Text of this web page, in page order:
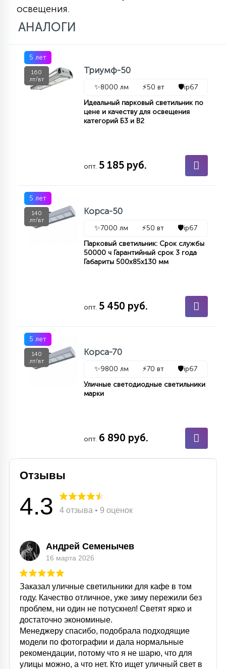
освещения.
АНАЛОГИ
5 лет
160
лт/вт
Триумф-50
✨8000 лм ⚡50 вт 🛡️ip67
Идеальный парковый светильник по
цене и качеству для освещения
категорий Б3 и В2
опт. 5 185 руб.
5 лет
140
лт/вт
Корса-50
✨7000 лм ⚡50 вт 🛡️ip67
Парковый светильник: Срок службы
50000 ч Гарантийный срок 3 года
Габариты 500х85х130 мм
опт. 5 450 руб.
5 лет
140
лт/вт
Корса-70
✨9800 лм ⚡70 вт 🛡️ip67
Уличные светодиодные светильники
марки
опт. 6 890 руб.
Отзывы
4.3 4 отзыва • 9 оценок
Андрей Семенычев
16 марта 2026
Заказал уличные светильники для кафе в том
году. Качество отличное, уже зиму пережили без
проблем, ни один не потускнел! Светят ярко и
достаточно экономиные.
Менеджеру спасибо, подобрала подходящие
модели по фотографии и дала нормальные
рекомендации, потому что я не шарю, что для
улицы можно, а что нет. Кто ищет уличный свет в